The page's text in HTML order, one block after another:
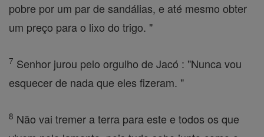
pobre por um par de sandálias, e até mesmo obter
um preço para o lixo do trigo. "
7 Senhor jurou pelo orgulho de Jacó : "Nunca vou
esquecer de nada que eles fizeram. "
8 Não vai tremer a terra para este e todos os que